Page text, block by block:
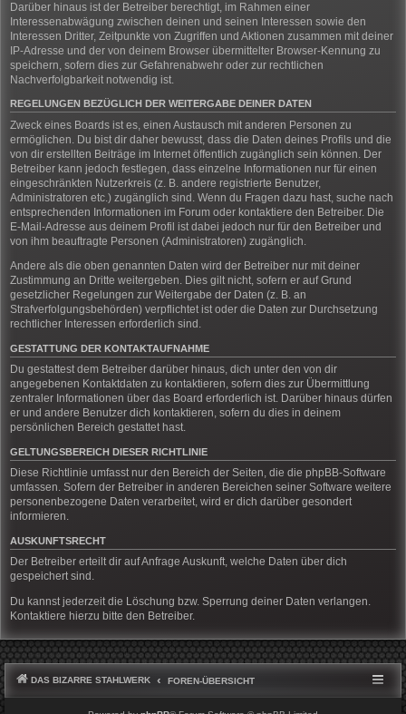
Darüber hinaus ist der Betreiber berechtigt, im Rahmen einer
Interessenabwägung zwischen deinen und seinen Interessen sowie den
Interessen Dritter, Zeitpunkte von Zugriffen und Aktionen zusammen mit deiner
IP-Adresse und der von deinem Browser übermittelter Browser-Kennung zu
speichern, sofern dies zur Gefahrenabwehr oder zur rechtlichen
Nachverfolgbarkeit notwendig ist.
REGELUNGEN BEZÜGLICH DER WEITERGABE DEINER DATEN
Zweck eines Boards ist es, einen Austausch mit anderen Personen zu
ermöglichen. Du bist dir daher bewusst, dass die Daten deines Profils und die
von dir erstellten Beiträge im Internet öffentlich zugänglich sein können. Der
Betreiber kann jedoch festlegen, dass einzelne Informationen nur für einen
eingeschränkten Nutzerkreis (z. B. andere registrierte Benutzer,
Administratoren etc.) zugänglich sind. Wenn du Fragen dazu hast, suche nach
entsprechenden Informationen im Forum oder kontaktiere den Betreiber. Die
E-Mail-Adresse aus deinem Profil ist dabei jedoch nur für den Betreiber und
von ihm beauftragte Personen (Administratoren) zugänglich.
Andere als die oben genannten Daten wird der Betreiber nur mit deiner
Zustimmung an Dritte weitergeben. Dies gilt nicht, sofern er auf Grund
gesetzlicher Regelungen zur Weitergabe der Daten (z. B. an
Strafverfolgungsbehörden) verpflichtet ist oder die Daten zur Durchsetzung
rechtlicher Interessen erforderlich sind.
GESTATTUNG DER KONTAKTAUFNAHME
Du gestattest dem Betreiber darüber hinaus, dich unter den von dir
angegebenen Kontaktdaten zu kontaktieren, sofern dies zur Übermittlung
zentraler Informationen über das Board erforderlich ist. Darüber hinaus dürfen
er und andere Benutzer dich kontaktieren, sofern du dies in deinem
persönlichen Bereich gestattet hast.
GELTUNGSBEREICH DIESER RICHTLINIE
Diese Richtlinie umfasst nur den Bereich der Seiten, die die phpBB-Software
umfassen. Sofern der Betreiber in anderen Bereichen seiner Software weitere
personenbezogene Daten verarbeitet, wird er dich darüber gesondert
informieren.
AUSKUNFTSRECHT
Der Betreiber erteilt dir auf Anfrage Auskunft, welche Daten über dich
gespeichert sind.
Du kannst jederzeit die Löschung bzw. Sperrung deiner Daten verlangen.
Kontaktiere hierzu bitte den Betreiber.
DAS BIZARRE STAHLWERK FOREN-ÜBERSICHT